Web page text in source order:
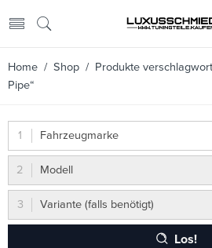
Home / Shop / Produkte
Pipe“
Fahrzeugmarke
Modell
Variante (falls benötigt)
Los!